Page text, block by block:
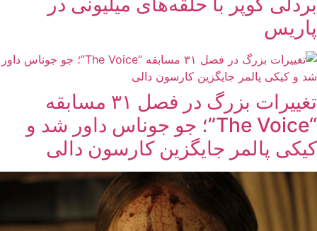
پاریس
تغییرات بزرگ در فصل ۳۱ مسابقه
“The Voice”؛ جو جوناس داور شد و
کیکی پالمر جایگزین کارسون دالی